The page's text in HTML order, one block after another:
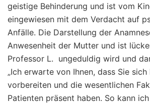
geistige Behinderung und ist vom
eingewiesen mit dem Verdacht auf
Anfälle. Die Darstellung der
Anwesenheit der Mutter und ist
Professor L. ungeduldig wird und
„Ich erwarte von Ihnen, dass Sie
vorbereiten und die wesentlichen
Patienten präsent haben. So kann